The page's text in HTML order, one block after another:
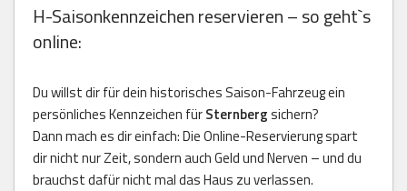
H-Saisonkennzeichen reservieren – so geht`s
online:
Du willst dir für dein historisches Saison-Fahrzeug ein
persönliches Kennzeichen fürSternbergsichern?
Dann mach es dir einfach: Die Online-Reservierung spart
dir nicht nur Zeit, sondern auch Geld und Nerven – und du
brauchst dafür nicht mal das Haus zu verlassen.